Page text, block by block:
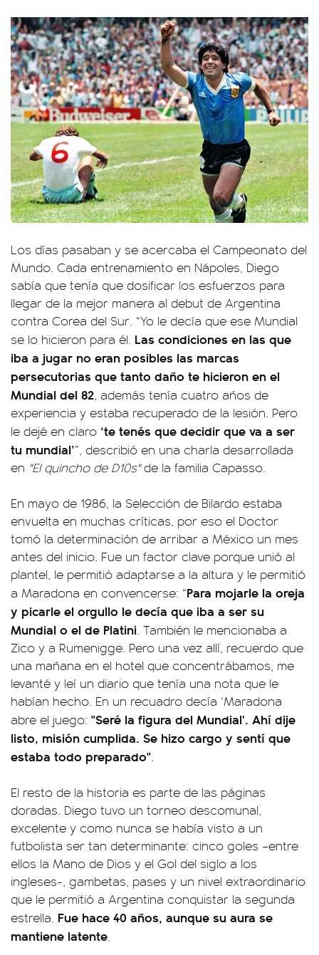
Los días pasaban y se acercaba el Campeonato del
Mundo. Cada entrenamiento en Nápoles, Diego
sabía que tenía que dosificar los esfuerzos para
llegar de la mejor manera al debut de Argentina
contra Corea del Sur. “Yo le decía que ese Mundial
se lo hicieron para él. Las condiciones en las que
iba a jugar no eran posibles las marcas
persecutorias que tanto daño te hicieron en el
Mundial del 82, además tenía cuatro años de
experiencia y estaba recuperado de la lesión. Pero
le dejé en claro ‘te tenés que decidir que va a ser
tu mundial’”, describió en una charla desarrollada
en "El quincho de D10s"de la familia Capasso.
En mayo de 1986, la Selección de Bilardo estaba
envuelta en muchas críticas, por eso el Doctor
tomó la determinación de arribar a México un mes
antes del inicio. Fue un factor clave porque unió al
plantel, le permitió adaptarse a la altura y le permitió
a Maradona en convencerse: “Para mojarle la oreja
y picarle el orgullo le decía que iba a ser su
Mundial o el de Platini. También le mencionaba a
Zico y a Rumenigge. Pero una vez allí, recuerdo que
una mañana en el hotel que concentrábamos, me
levanté y leí un diario que tenía una nota que le
habían hecho. En un recuadro decía ‘Maradona
abre el juego: "Seré la figura del Mundial'. Ahí dije
listo, misión cumplida. Se hizo cargo y sentí que
estaba todo preparado".
El resto de la historia es parte de las páginas
doradas. Diego tuvo un torneo descomunal,
excelente y como nunca se había visto a un
futbolista ser tan determinante: cinco goles –entre
ellos la Mano de Dios y el Gol del siglo a los
ingleses-, gambetas, pases y un nivel extraordinario
que le permitió a Argentina conquistar la segunda
estrella. Fue hace 40 años, aunque su aura se
mantiene latente.